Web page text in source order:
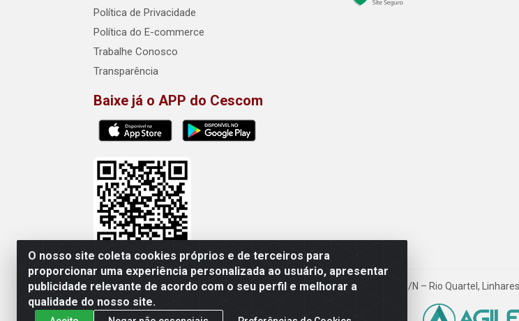
O nosso site coleta cookies próprios e de terceiros para
proporcionar uma experiência personalizada ao usuário, apresentar
publicidade relevante de acordo com o seu perfil e melhorar a
qualidade do nosso site.
Política de Privacidade
Política do E-commerce
Trabalhe Conosco
Transparência
Baixe já o APP do Cescom
Cescom Distribuidor - Rodovia BR 101, Km 163, S/N – Rio Quartel,